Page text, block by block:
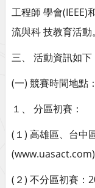
工程師 學會(IEEE)
流與科 技教育活動。
三、 活動資訊如下
(一) 競賽時間地點：
１、 分區初賽：
(１) 高雄區、台中
(www.uasact.com)
(２) 不分區初賽：